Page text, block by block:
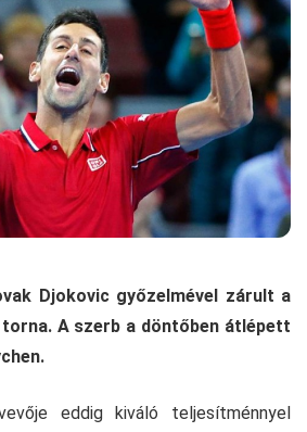
Djokovic győzelmével zárult a
A szerb a döntőben átlépett
eddig kiváló teljesítménnyel